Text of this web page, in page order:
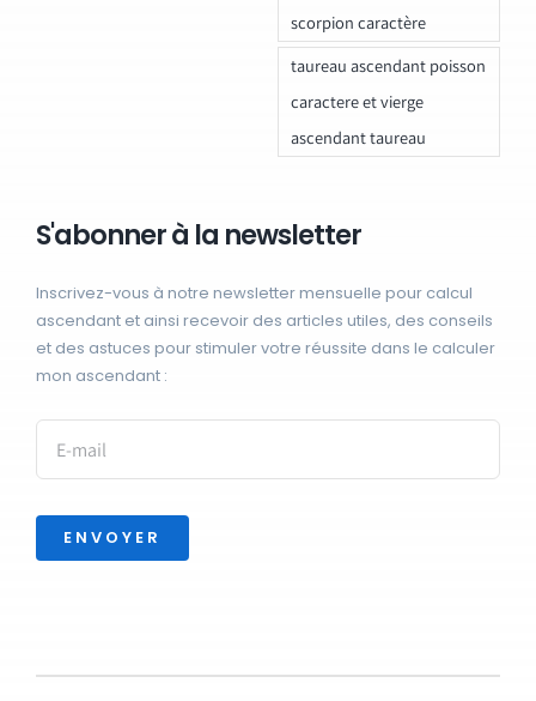
scorpion caractère
taureau ascendant poisson
caractere et vierge
ascendant taureau
S'abonner à la newsletter
Inscrivez-vous à notre newsletter mensuelle pour calcul
ascendant et ainsi recevoir des articles utiles, des conseils
et des astuces pour stimuler votre réussite dans le calculer
mon ascendant :
ENVOYER